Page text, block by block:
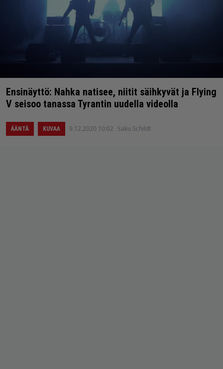
Ensinäyttö: Nahka natisee, niitit säihkyvät ja Flying
V seisoo tanassa Tyrantin uudella videolla
ÄÄNTÄ KUVAA 9.12.2020 10:02 Saku Schildt